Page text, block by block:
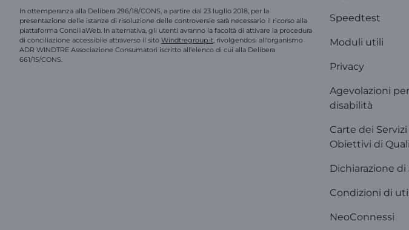
In ottemperanza alla Delibera 296/18/CONS, a partire dal 23 luglio 2018, per la
presentazione delle istanze di risoluzione delle controversie sarà necessario il ricorso alla
piattaforma ConciliaWeb. In alternativa, gli utenti avranno la facoltà di attivare la procedura
di conciliazione accessibile attraverso il sito Windtregroup.it, rivolgendosi all'organismo
ADR WINDTRE Associazione Consumatori iscritto all'elenco di cui alla Delibera
661/15/CONS.
Speedtest
Moduli utili
Privacy
Agevolazioni
disabilità
Carte dei
Obiettivi di
Dichiarazione
Condizioni di
NeoConnessi